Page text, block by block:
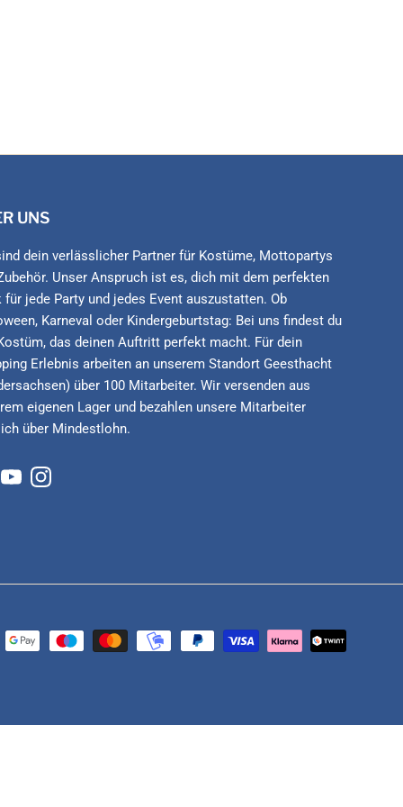
UNS
dein verlässlicher Partner für Kostüme, Mottopartys
Unser Anspruch ist es, dich mit dem perfekten
für jede Party und jedes Event auszustatten. Ob
Karneval oder Kindergeburtstag: Bei uns findest du
das deinen Auftritt perfekt macht. Für dein
Erlebnis arbeiten an unserem Standort Geesthacht
über 100 Mitarbeiter. Wir versenden aus
eigenen Lager und bezahlen unsere Mitarbeiter
über Mindestlohn.
YouTubeInstagram